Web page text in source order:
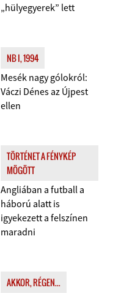
„hülyegyerek” lett
NB I, 1994
Mesék nagy gólokról:
Váczi Dénes az Újpest
ellen
TÖRTÉNET A FÉNYKÉP
MÖGÖTT
Angliában a futball a
háború alatt is
igyekezett a felszínen
maradni
AKKOR, RÉGEN...